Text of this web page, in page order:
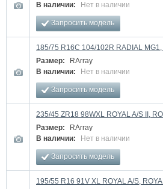
В наличии:
Нет в наличии
Запросить модель
185/75 R16C 104/102R RADIAL MG1,
Размер:
RArray
В наличии:
Нет в наличии
Запросить модель
235/45 ZR18 98WXL ROYAL A/S II,
Размер:
RArray
В наличии:
Нет в наличии
Запросить модель
195/55 R16 91V XL ROYAL A/S,